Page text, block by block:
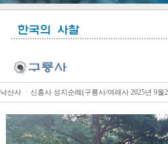
낙산사 ㆍ신흥사 성지순례(구룡사/여래사 2025년 9월